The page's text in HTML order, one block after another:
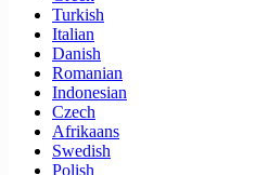
Turkish
Italian
Danish
Romanian
Indonesian
Czech
Afrikaans
Swedish
Polish